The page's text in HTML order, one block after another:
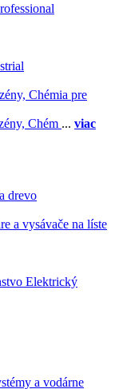
Chémia pre
Chém ... viac
drevo
a vysávače na líste
Elektrický